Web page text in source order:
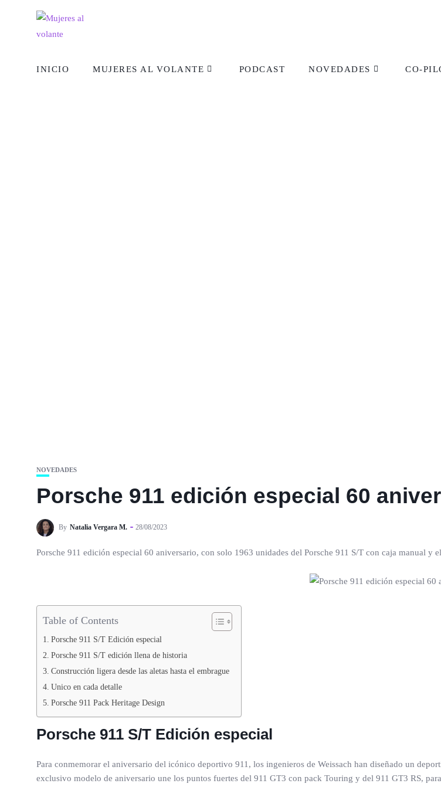
INICIO MUJERES AL VOLANTE PODCAST NOVEDADES CO-
NOVEDADES
Porsche 911 edición especial 60
By Natalia Vergara M. 28/08/2023
Porsche 911 edición especial 60 aniversario, con solo 1963 unidades del Porsche 911 S/T con caja manual y
Table of Contents
Porsche 911 S/T Edición especial
Porsche 911 S/T edición llena de historia
Construcción ligera desde las aletas hasta el embrague
Unico en cada detalle
Porsche 911 Pack Heritage Design
Porsche 911 S/T Edición especial
Para conmemorar el aniversario del icónico deportivo 911, los ingenieros de Weissach han diseñado un
exclusivo modelo de aniversario une los puntos fuertes del 911 GT3 con pack Touring y del 911 GT3 RS,